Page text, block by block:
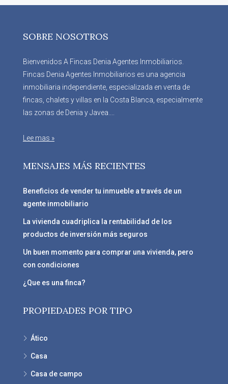
SOBRE NOSOTROS
Bienvenidos A Fincas Denia Agentes Inmobiliarios.
Fincas Denia Agentes Inmobiliarios es una agencia
inmobiliaria independiente, especializada en venta de
fincas, chalets y villas en la Costa Blanca, especialmente
las zonas de Denia y Javea....
Lee mas »
MENSAJES MÁS RECIENTES
Beneficios de vender tu inmueble a través de un
agente inmobiliario
La vivienda cuadriplica la rentabilidad de los
productos de inversión más seguros
Un buen momento para comprar una vivienda, pero
con condiciones
¿Que es una finca?
PROPIEDADES POR TIPO
Ático
Casa
Casa de campo